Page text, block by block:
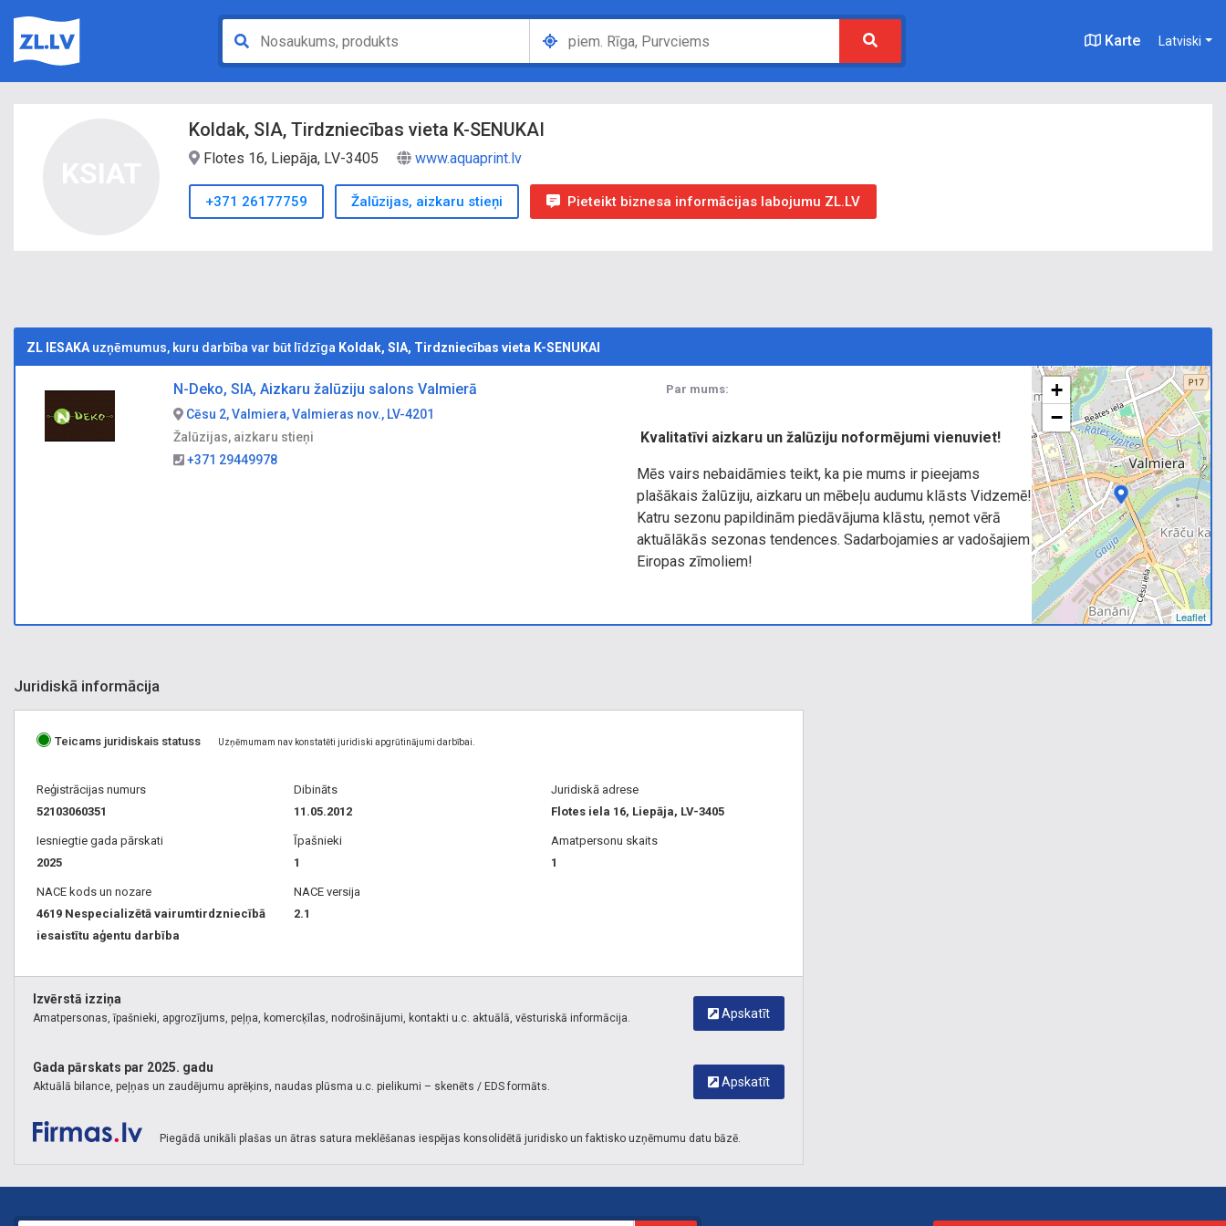
Karte Latviski
Koldak, SIA, Tirdzniecības vieta K-SENUKAI
Flotes 16, Liepāja, LV-3405 www.aquaprint.lv
+371 26177759 Žalūzijas, aizkaru stieņi Pieteikt biznesa informācijas labojumu ZL.LV
ZL IESAKA uzņēmumus, kuru darbība var būt līdzīga Koldak, SIA, Tirdzniecības vieta K-SENUKAI
N-Deko, SIA, Aizkaru žalūziju salons Valmierā
Cēsu 2, Valmiera, Valmieras nov., LV-4201
Žalūzijas, aizkaru stieņi
+371 29449978
Par mums:
Kvalitatīvi aizkaru un žalūziju noformējumi vienuviet!
Mēs vairs nebaidāmies teikt, ka pie mums ir pieejams
plašākais žalūziju, aizkaru un mēbeļu audumu klāsts Vidzemē!
Katru sezonu papildinām piedāvājuma klāstu, ņemot vērā
aktuālākās sezonas tendences. Sadarbojamies ar vadošajiem
Eiropas zīmoliem!
+
−
Leaflet
Juridiskā informācija
Teicams juridiskais statuss Uzņēmumam nav konstatēti juridiski apgrūtinājumi darbībai.
Reģistrācijas numurs
52103060351
Dibināts
11.05.2012
Juridiskā adrese
Flotes iela 16, Liepāja, LV-3405
Iesniegtie gada pārskati
2025
Īpašnieki
1
Amatpersonu skaits
1
NACE kods un nozare
4619 Nespecializētā vairumtirdzniecībā
iesaistītu aģentu darbība
NACE versija
2.1
Apskatīt
Izvērstā izziņa
Amatpersonas, īpašnieki, apgrozījums, peļņa, komercķīlas, nodrošinājumi, kontakti u.c. aktuālā, vēsturiskā informācija.
Apskatīt
Gada pārskats par 2025. gadu
Aktuālā bilance, peļņas un zaudējumu aprēķins, naudas plūsma u.c. pielikumi – skenēts / EDS formāts.
Piegādā unikāli plašas un ātras satura meklēšanas iespējas konsolidētā juridisko un faktisko uzņēmumu datu bāzē.